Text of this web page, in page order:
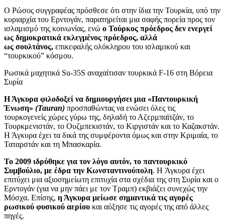
Ο Ρώσος συγγραφέας πρόσθεσε ότι στην ίδια την Τουρκία, υπό την
κυριαρχία του Ερντογάν, παρατηρείται μια σαφής πορεία προς τον
ισλαμισμό της κοινωνίας, ενώ ο Τούρκος πρόεδρος δεν ενεργεί
ως δημοκρατικά εκλεγμένος πρόεδρος, αλλά
ως σουλτάνος, επικεφαλής ολόκληρου του ισλαμικού και
“τουρκικού” κόσμου.
Ρωσικά μαχητικά Su-35S αναχαίτισαν τουρκικά F-16 στη Βόρεια
Συρία
Η Άγκυρα φιλοδοξεί να δημιουργήσει μια «Παντουρκική
Ένωση» (Tauran) προσπαθώντας να ενώσει όλες τις
τουρκογενείς χώρες γύρω της, δηλαδή το Αζερμπαϊτζάν, το
Τουρκμενιστάν, το Ουζμπεκιστάν, το Κιργιστάν και το Καζακστάν.
Η Άγκυρα έχει τα δικά της συμφέροντα όμως και στην Κριμαία, το
Ταταρστάν και τη Μπασκαρία.
Το 2009 ιδρύθηκε για τον λόγο αυτόν, το παντουρκικό
Συμβούλιο, με έδρα την Κωνσταντινούπολη. Η Άγκυρα έχει
επιτύχει μια αξιοσημείωτη επιτυχία στα σχέδια της στη Συρία και ο
Ερντογάν (για να μην πάει με τον Τραμπ) εκβιάζει συνεχώς την
Μόσχα. Επίσης, η Άγκυρα μείωσε σημαντικά τις αγορές
ρωσικού φυσικού αερίου και αύξησε τις αγορές της από άλλες
πηγές.